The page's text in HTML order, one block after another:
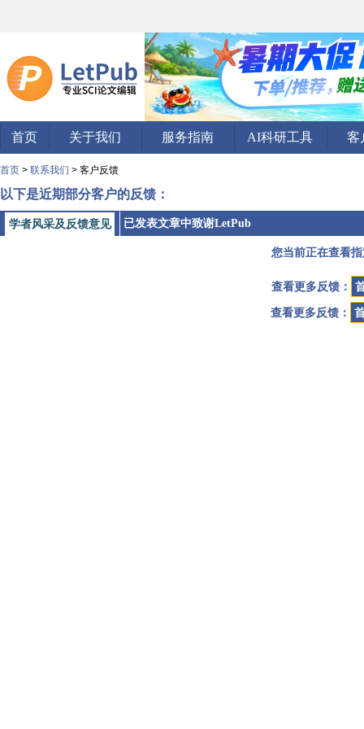
首页 关于我们 服务指南 AI科研工具 客
首页 > 联系我们 > 客户反馈
以下是近期部分客户的反馈：
学者风采及反馈意见 已发表文章中致谢LetPub
您当前正在查看
查看更多反馈：
查看更多反馈：